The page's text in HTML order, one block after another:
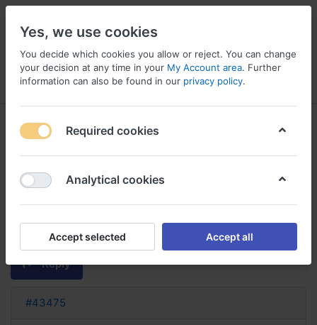
Menu Log in Compare Wishlist
metoclopramide avec ou sans
ordonnance metoclopramide sans
ordonnance
Reply
#43475
Yes, we use cookies
You decide which cookies you allow or reject. You can change
your decision at any time in your My Account area. Further
information can also be found in our privacy policy.
Required cookies
Analytical cookies
Accept selected Accept all